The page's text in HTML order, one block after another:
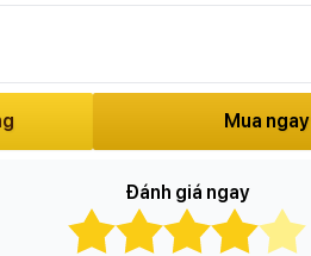
Mua ngay
Đánh giá ngay